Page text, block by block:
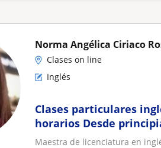
Norma Angélica Ciriaco
Clases on line
Inglés
Clases particulares
horarios Desde
avanzados
Maestra de licenciatura en